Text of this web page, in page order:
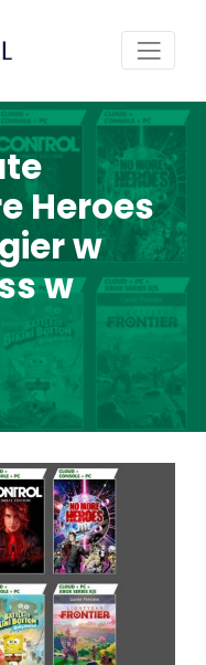
Heroes
w
w